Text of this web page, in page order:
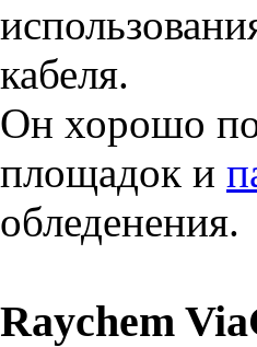
кабеля.
Он хорошо
площадок и
обледенения.
Raychem